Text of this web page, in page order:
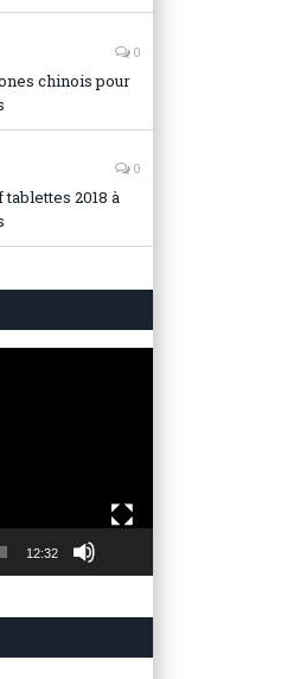
0
chinois pour
0
2018 à
12:32